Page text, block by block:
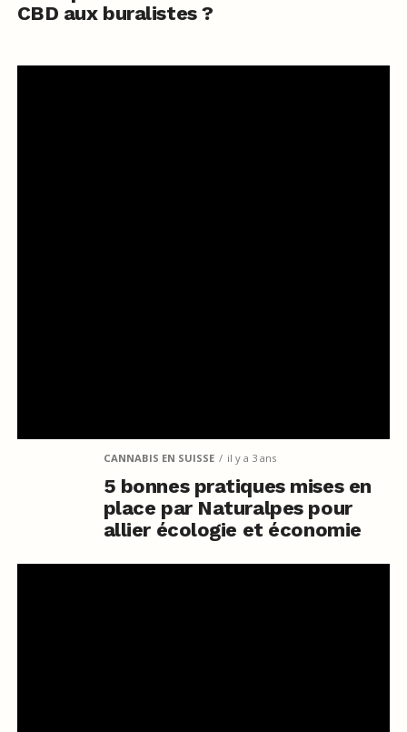
CBD aux buralistes ?
CANNABIS EN SUISSE il y a 3 ans
5 bonnes pratiques mises en
place par Naturalpes pour
allier écologie et économie